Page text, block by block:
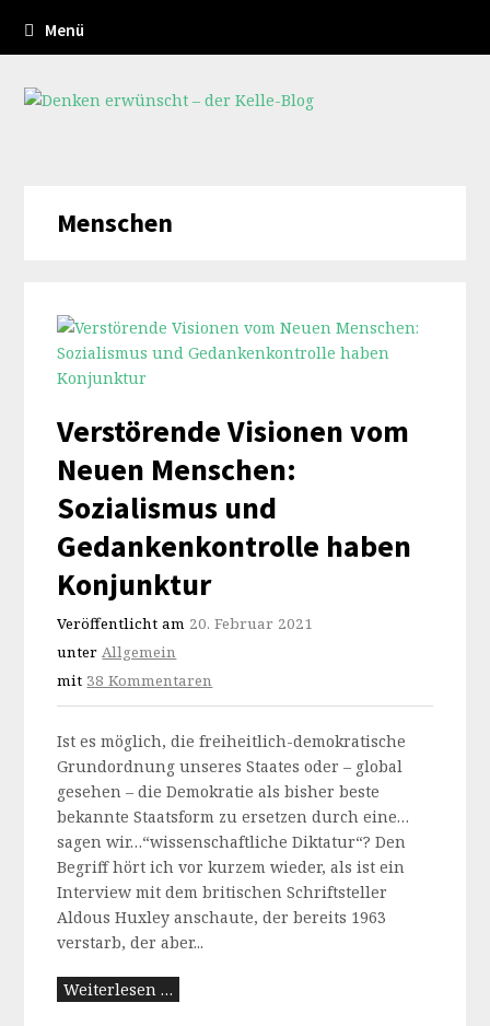
Menü
Menschen
Verstörende Visionen vom
Neuen Menschen:
Sozialismus und
Gedankenkontrolle haben
Konjunktur
Veröffentlicht am 20. Februar 2021
unterAllgemein
mit 38 Kommentaren
Ist es möglich, die freiheitlich-demokratische
Grundordnung unseres Staates oder – global
gesehen – die Demokratie als bisher beste
bekannte Staatsform zu ersetzen durch eine…
sagen wir…“wissenschaftliche Diktatur“? Den
Begriff hört ich vor kurzem wieder, als ist ein
Interview mit dem britischen Schriftsteller
Aldous Huxley anschaute, der bereits 1963
verstarb, der aber...
Weiterlesen …